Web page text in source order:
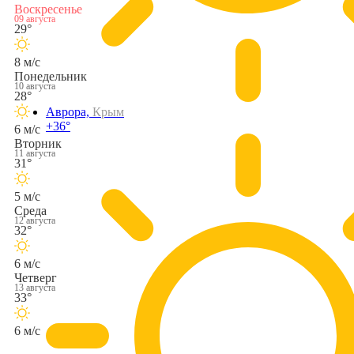
Аврора, Крым
+36°
Воскресенье
09 августа
29°
8 м/с
Понедельник
10 августа
28°
6 м/с
Вторник
11 августа
31°
5 м/с
Среда
12 августа
32°
6 м/с
Четверг
13 августа
33°
6 м/с